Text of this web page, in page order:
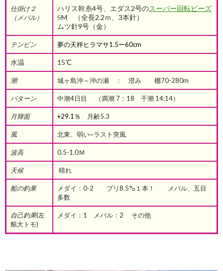
仕掛け２
（メバル）
ハリス幹糸4号、エダス2号のスーパー回転ビーズ
SM （全長2.2ｍ、3本針）
ムツ針9号（金）
テンビン 夢の天秤ヒラマサ1.5ー60cm
水温 15℃
潮 城ヶ島沖～沖の瀬 ： 澄み 棚70-280m
パターン 中潮4日目 （満潮 7：18 干潮 14:14）
月輝面 +29.1％ 月齢5.3
風 北東、弱い~ラスト突風
波高 0.5-1.0Ｍ
天候 晴れ
船の釣果
メダイ：0-2 ブリ8.5㌔１本！ メバル、五目
多数
自己釣果(左
舷大トモ)
メダイ：1 メバル：2 その他